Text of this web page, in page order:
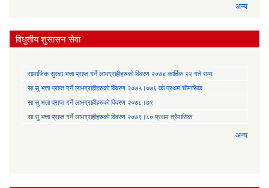
अन्य
विधुतीय शुसासन सेवा
सामाजिक सुरक्षा भत्ता प्राप्त गर्ने लाभग्राहीहरुकाे विवरण २०७४ कार्तिक २२ गते सम्म
सा‍ सु भत्ता प्राप्त गर्ने लाभग्राहीहरुकाे विवरण २०७५।०७६ काे प्रथम चाैमासिक
सा‍ सु भत्ता प्राप्त गर्ने लाभग्राहीहरुकाे विवरण २०७८।७९
सा‍ सु भत्ता प्राप्त गर्ने लाभग्राहीहरुकाे विवरण २०७९।८० प्रथम त्रैमासिक
अन्य